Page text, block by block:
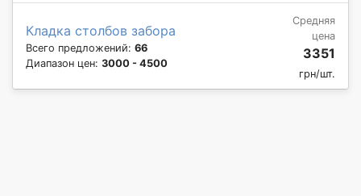
Кладка столбов забора
Всего предложений: 66
Диапазон цен: 3000 - 4500
Средняя
цена
3351
грн/шт.